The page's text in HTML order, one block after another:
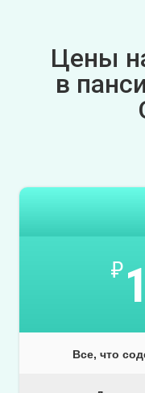
Цены
в
₽
Все, что